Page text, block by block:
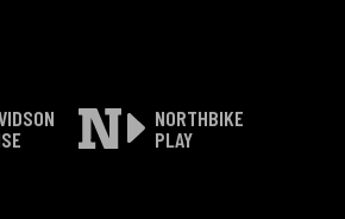
NORTHBIKE
PLAY